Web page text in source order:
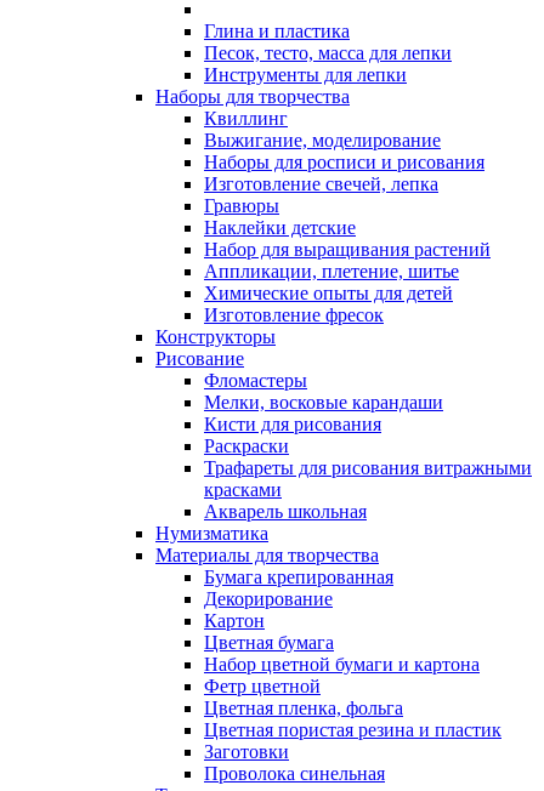
Глина и пластика
Песок, тесто, масса для лепки
Инструменты для лепки
Наборы для творчества
Квиллинг
Выжигание, моделирование
Наборы для росписи и рисования
Изготовление свечей, лепка
Гравюры
Наклейки детские
Набор для выращивания растений
Аппликации, плетение, шитье
Химические опыты для детей
Изготовление фресок
Конструкторы
Рисование
Фломастеры
Мелки, восковые карандаши
Кисти для рисования
Раскраски
Трафареты для рисования витражными
красками
Акварель школьная
Нумизматика
Материалы для творчества
Бумага крепированная
Декорирование
Картон
Цветная бумага
Набор цветной бумаги и картона
Фетр цветной
Цветная пленка, фольга
Цветная пористая резина и пластик
Заготовки
Проволока синельная